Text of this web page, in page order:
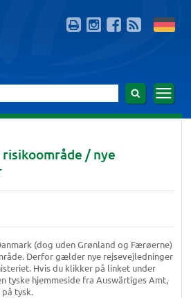
/ nye
(dog uden Grønland og Færøerne)
Derfor gælder nye rejsevejledninger
Hvis du klikker på linket under
tyske hjemmeside fra Auswärtiges Amt,
tysk.